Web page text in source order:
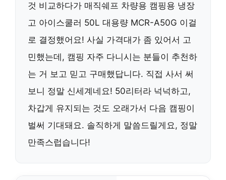
것 비교하다가 매직쉐프 차량용 캠핑용 냉장
고 아이스쿨러 50L 대용량 MCR-A50G 이걸
로 결정했어요! 사실 가격대가 좀 있어서 고
민했는데, 캠핑 자주 다니시는 분들이 추천하
는 거 보고 믿고 구매했답니다. 직접 사서 써
보니 정말 신세계네요! 50리터라 넉넉하고,
차갑게 유지되는 것도 오래가서 다음 캠핑이
벌써 기대돼요. 솔직하게 말씀드릴게요, 정말
만족스럽습니다!